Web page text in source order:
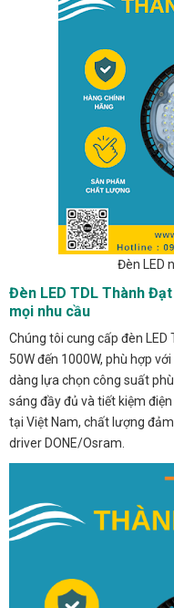
Đèn LED
Đèn LED TDL Thành
mọi nhu cầu
Chúng tôi cung cấp đèn
50W đến 1000W, phù hợp
dàng lựa chọn công suất
sáng đầy đủ và tiết kiệm
tại Việt Nam, chất lượng
driver DONE/Osram.